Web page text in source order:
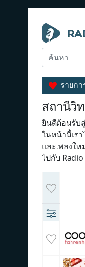
รายก
สถานีวิ
ยินดีต้อนรับ
ในหน้านี้เร
และเพลงใ
ไปกับ